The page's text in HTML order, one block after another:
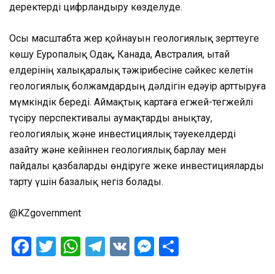
деректерді цифрландыру көзделуде.
Осы масштабта жер қойнауын геологиялық зерттеуге
көшу Еуропалық Одақ, Канада, Австралия, Қытай
елдерінің халықаралық тәжірибесіне сәйкес келетін
геологиялық болжамдардың дәлдігін едәуір арттыруға
мүмкіндік береді. Аймақтық картаға егжей-тегжейлі
түсіру перспективалы аумақтарды анықтау,
геологиялық және инвестициялық тәуекелдерді
азайту және кейіннен геологиялық барлау мен
пайдалы қазбаларды өндіруге жеке инвестицияларды
тарту үшін базалық негіз болады.
@KZgovernment
Facebook
Twitter
WhatsApp
Telegram
VK Messenger